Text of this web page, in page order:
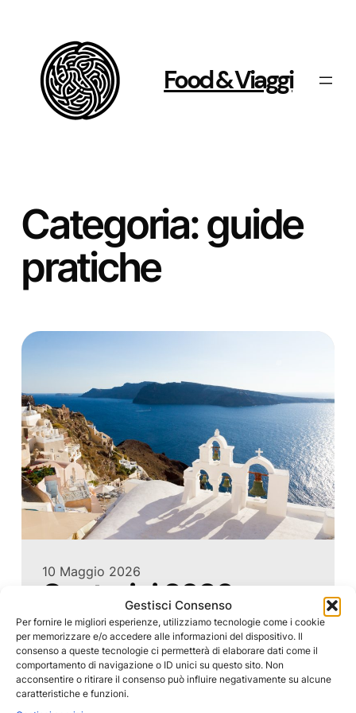
Gestisci Consenso
Per fornire le migliori esperienze, utilizziamo tecnologie come i cookie
per memorizzare e/o accedere alle informazioni del dispositivo. Il
consenso a queste tecnologie ci permetterà di elaborare dati come il
comportamento di navigazione o ID unici su questo sito. Non
acconsentire o ritirare il consenso può influire negativamente su alcune
caratteristiche e funzioni.
Food & Viaggi
Categoria:guide
pratiche
10 Maggio 2026
Santorini 2026:
guida pratica su
hotel, noleggio auto
e cosa mangiare